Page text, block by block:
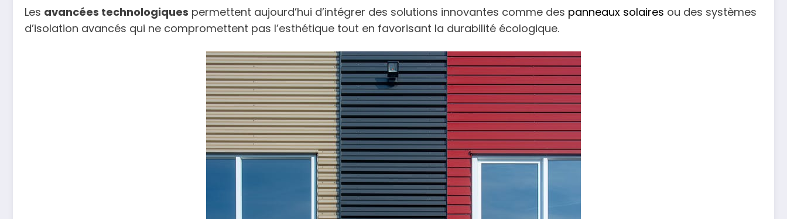
Les avancées technologiques permettent aujourd’hui d’intégrer des solutions innovantes comme des panneaux solaires ou des systèmes
d’isolation avancés qui ne compromettent pas l’esthétique tout en favorisant la durabilité écologique.